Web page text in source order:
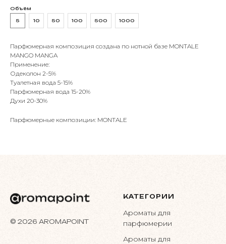
Объём
5 10 50 100 500 1000
Парфюмерная композиция создана по нотной базе MONTALE
MANGO MANGA
Применение:
Одеколон 2-5%
Туалетная вода 5-15%
Парфюмерная вода 15-20%
Духи 20-30%
Парфюмерные композиции: MONTALE
© 2026 AROMAPOINT
КАТЕГОРИИ
Ароматы для
парфюмерии
Ароматы для